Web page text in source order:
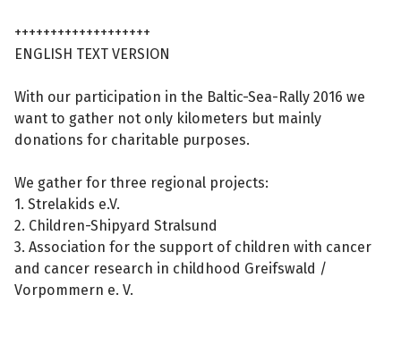
+++++++++++++++++++
ENGLISH TEXT VERSION
With our participation in the Baltic-Sea-Rally 2016 we
want to gather not only kilometers but mainly
donations for charitable purposes.
We gather for three regional projects:
1. Strelakids e.V.
2. Children-Shipyard Stralsund
3. Association for the support of children with cancer
and cancer research in childhood Greifswald /
Vorpommern e. V.